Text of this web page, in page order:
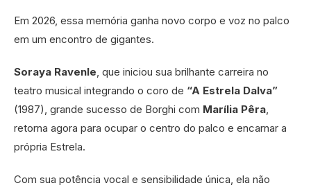
Em 2026, essa memória ganha novo corpo e voz no palco
em um encontro de gigantes.
Soraya Ravenle , que iniciou sua brilhante carreira no
teatro musical integrando o coro de “A Estrela Dalva”
(1987), grande sucesso de Borghi com Marília Pêra
retorna agora para ocupar o centro do palco e encarnar a
própria Estrela.
Com sua potência vocal e sensibilidade única, ela não